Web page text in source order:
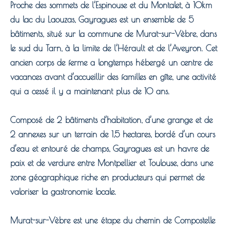
Proche des sommets de l’Espinouse et du Montalet, à 10km
du lac du Laouzas, Gayragues est un ensemble de 5
bâtiments, situé sur la commune de Murat-sur-Vèbre, dans
le sud du Tarn, à la limite de l’Hérault et de l’Aveyron. Cet
ancien corps de ferme a longtemps hébergé un centre de
vacances avant d’accueillir des familles en gîte, une activité
qui a cessé il y a maintenant plus de 10 ans.
Composé de 2 bâtiments d’habitation, d’une grange et de
2 annexes sur un terrain de 1,5 hectares, bordé d’un cours
d’eau et entouré de champs, Gayragues est un havre de
paix et de verdure entre Montpellier et Toulouse, dans une
zone géographique riche en producteurs qui permet de
valoriser la gastronomie locale.
Murat-sur-Vèbre est une étape du chemin de Compostelle